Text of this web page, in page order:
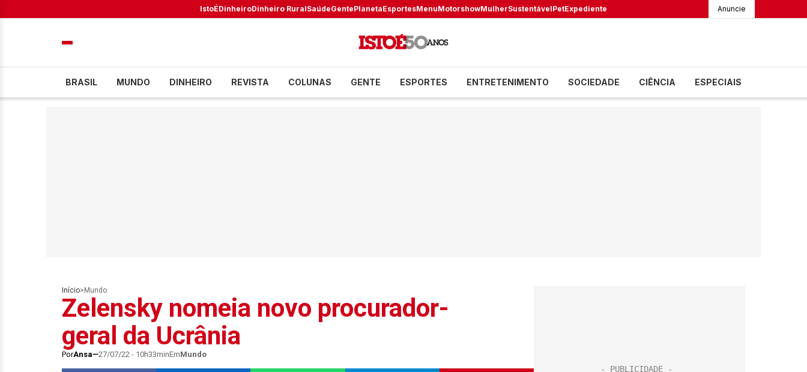
IstoÉDinheiroDinheiro RuralSaúdeGentePlanetaEsportesMenuMotorshowMulherSustentávelPetExpediente Anuncie
BRASIL MUNDO DINHEIRO REVISTA COLUNAS GENTE ESPORTES ENTRETENIMENTO SOCIEDADE CIÊNCIA ESPECIAIS
Início> Mundo
Zelensky nomeia novo procurador-
geral da Ucrânia
PorAnsa 27/07/22 - 10h33minEmMundo